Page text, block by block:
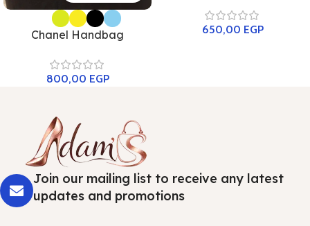
650,00 EGP
Chanel Handbag
800,00 EGP
Join our mailing list to receive any latest
updates and promotions